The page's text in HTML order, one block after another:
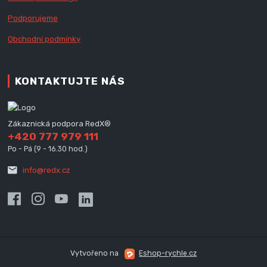
Podporujeme
Obchodní podmínky
KONTAKTUJTE NÁS
Zákaznická podpora RedX®
+420 777 979 111
Po - Pá (9 - 16.30 hod.)
info@redx.cz
Vytvořeno na Eshop-rychle.cz